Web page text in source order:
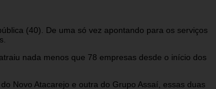
(40). De uma só vez apontando para os serviços
nada menos que 78 empresas desde o início dos
Novo Atacarejo e outra do Grupo Assaí, essas duas